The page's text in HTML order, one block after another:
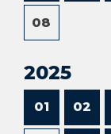
08
2025
01 02